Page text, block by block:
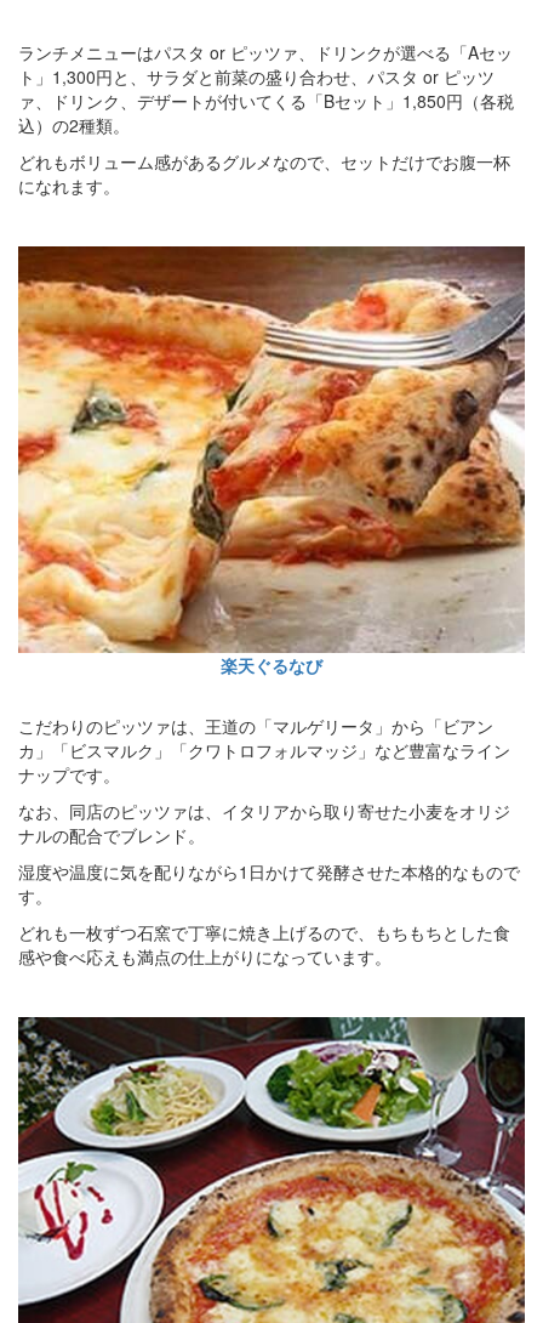
ランチメニューはパスタ or ピッツァ、ドリンクが選べる「Aセッ
ト」1,300円と、サラダと前菜の盛り合わせ、パスタ or ピッツ
ァ、ドリンク、デザートが付いてくる「Bセット」1,850円（各税
込）の2種類。
どれもボリューム感があるグルメなので、セットだけでお腹一杯
になれます。
楽天ぐるなび
こだわりのピッツァは、王道の「マルゲリータ」から「ビアン
カ」「ビスマルク」「クワトロフォルマッジ」など豊富なライン
ナップです。
なお、同店のピッツァは、イタリアから取り寄せた小麦をオリジ
ナルの配合でブレンド。
湿度や温度に気を配りながら1日かけて発酵させた本格的なもので
す。
どれも一枚ずつ石窯で丁寧に焼き上げるので、もちもちとした食
感や食べ応えも満点の仕上がりになっています。